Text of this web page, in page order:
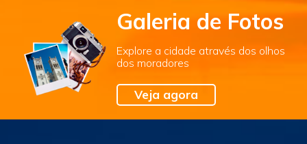
Galeria de Fotos
Explore a cidade através dos olhos
dos moradores
Veja agora